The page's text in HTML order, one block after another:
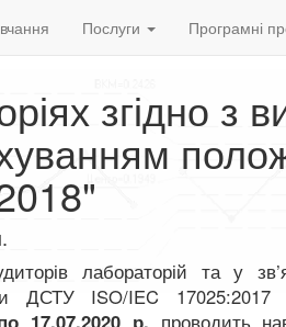
Послуги Програмні
згідно
лабораторій та у
ДСТУ ISO/IEC
17.07.2020 р. проводить